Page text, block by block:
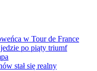
w Tour de France
po piąty triumf
stał się realny